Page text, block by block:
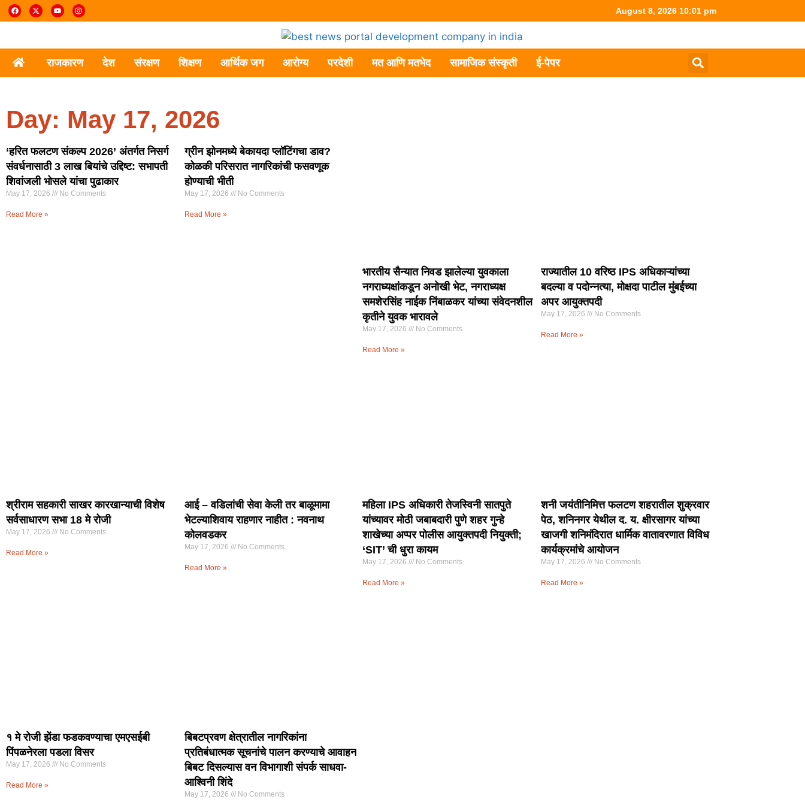
August 8, 2026 10:01 pm
राजकारण देश संरक्षण शिक्षण आर्थिक जग आरोग्य परदेशी मत आणि मतभेद सामाजिक संस्कृती ई-पेपर
Day: May 17, 2026
‘हरित फलटण संकल्प 2026’ अंतर्गत निसर्ग
संवर्धनासाठी 3 लाख बियांचे उद्दिष्ट: सभापती
शिवांजली भोसले यांचा पुढाकार
May 17, 2026 No Comments
Read More »
ग्रीन झोनमध्ये बेकायदा प्लॉटिंगचा डाव?
कोळकी परिसरात नागरिकांची फसवणूक
होण्याची भीती
May 17, 2026 No Comments
Read More »
भारतीय सैन्यात निवड झालेल्या युवकाला
नगराध्यक्षांकडून अनोखी भेट, नगराध्यक्ष
समशेरसिंह नाईक निंबाळकर यांच्या संवेदनशील
कृतीने युवक भारावले
May 17, 2026 No Comments
Read More »
राज्यातील 10 वरिष्ठ IPS अधिकाऱ्यांच्या
बदल्या व पदोन्नत्या, मोक्षदा पाटील मुंबईच्या
अपर आयुक्तपदी
May 17, 2026 No Comments
Read More »
श्रीराम सहकारी साखर कारखान्याची विशेष
सर्वसाधारण सभा 18 मे रोजी
May 17, 2026 No Comments
Read More »
आई – वडिलांची सेवा केली तर बाळूमामा
भेटल्याशिवाय राहणार नाहीत : नवनाथ
कोलवडकर
May 17, 2026 No Comments
Read More »
महिला IPS अधिकारी तेजस्विनी सातपुते
यांच्यावर मोठी जबाबदारी पुणे शहर गुन्हे
शाखेच्या अप्पर पोलीस आयुक्तपदी नियुक्ती;
‘SIT’ ची धुरा कायम
May 17, 2026 No Comments
Read More »
शनी जयंतीनिमित्त फलटण शहरातील शुक्रवार
पेठ, शनिनगर येथील द. य. क्षीरसागर यांच्या
खाजगी शनिमंदिरात धार्मिक वातावरणात विविध
कार्यक्रमांचे आयोजन
May 17, 2026 No Comments
Read More »
१ मे रोजी झेंडा फडकवण्याचा एमएसईबी
पिंपळनेरला पडला विसर
May 17, 2026 No Comments
Read More »
बिबटप्रवण क्षेत्रातील नागरिकांना
प्रतिबंधात्मक सूचनांचे पालन करण्याचे आवाहन
बिबट दिसल्यास वन विभागाशी संपर्क साधवा-
आश्विनी शिंदे
May 17, 2026 No Comments